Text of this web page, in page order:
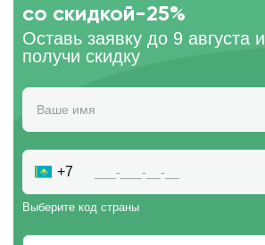
со скидкой-25%
Оставь заявку до 9 августа и
получи скидку
+7
Выберите код страны